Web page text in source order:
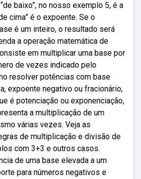
baixo”, no nosso exemplo 5, é a
cima” é o expoente. Se o
é um inteiro, o resultado será
a operação matemática de
em multiplicar uma base por
de vezes indicado pelo
resolver potências com base
expoente negativo ou fracionário,
é potenciação ou exponenciação,
a multiplicação de um
várias vezes. Veja as
de multiplicação e divisão de
com 3+3 e outros casos.
de uma base elevada a um
para números negativos e